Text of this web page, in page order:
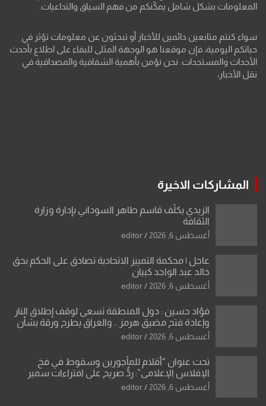
المعلومات بشكل شامل يمكّنكم من فهم السياق والتداعيات.
سواء كنتم متابعين دائمين للأخبار أو تبحثون عن معلومات تؤثر في
حياتكم اليومية، فإن موقعنا هو الوجهة المثلى للبقاء على اطلاع بأحدث
الأحداث والمستجدات. نحن نؤمن بأهمية الشفافية والمصداقية في
نقل الأخبار،
المشاركات الاخيرة
الزيدي يكلّف قاسم طاهر السوداني بإدارة وزارة
الثقافة
أغسطس 6, 2026 editor
عاجل | محكمة التمييز الاتحادية تصادق على الحكم بحق
خالد عبد الواحد كبيان
أغسطس 6, 2026 editor
فؤاد حسين : دول المنطقة تسعى لوقف إطلاق النار
وإعادة فتح مضيق هرمز .. والعراق يطرح ورقة بشأن
تحولات القدس
أغسطس 6, 2026 editor
تحت عنوان “أقلام للمأجورين وسقوط في فخ
الإفلاس الإعلامي”: ردٌّ صريح على افتراءات سمير
الشكرجي
أغسطس 6, 2026 editor